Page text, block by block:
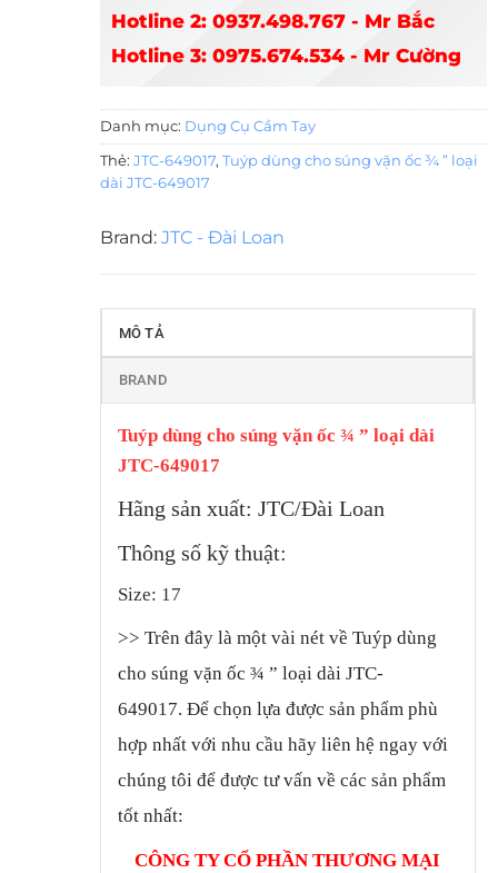
Hotline 2: 0937.498.767 - Mr Bắc
Hotline 3: 0975.674.534 - Mr Cường
Danh mục: Dụng Cụ Cầm Tay
Thẻ: JTC-649017, Tuýp dùng cho súng vặn ốc ¾ ” loại
dài JTC-649017
Brand: JTC - Đài Loan
MÔ TẢ
BRAND
Tuýp dùng cho súng vặn ốc ¾ ” loại dài
JTC-649017
Hãng sản xuất: JTC/Đài Loan
Thông số kỹ thuật:
Size: 17
>> Trên đây là một vài nét về Tuýp dùng
cho súng vặn ốc ¾ ” loại dài JTC-
649017. Để chọn lựa được sản phẩm phù
hợp nhất với nhu cầu hãy liên hệ ngay với
chúng tôi để được tư vấn về các sản phẩm
tốt nhất:
CÔNG TY CỔ PHẦN THƯƠNG MẠI